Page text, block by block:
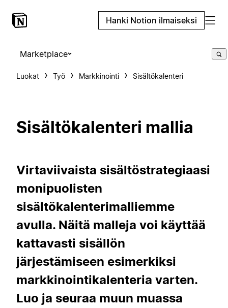
Hanki Notion ilmaiseksi
Marketplace
Luokat Työ Markkinointi Sisältökalenteri
Sisältökalenteri mallia
Virtaviivaista sisältöstrategiaasi
monipuolisten
sisältökalenterimalliemme
avulla. Näitä malleja voi käyttää
kattavasti sisällön
järjestämiseen esimerkiksi
markkinointikalenteria varten.
Luo ja seuraa muun muassa